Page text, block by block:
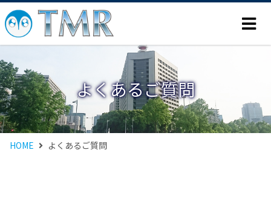
よくあるご質問
HOME よくあるご質問